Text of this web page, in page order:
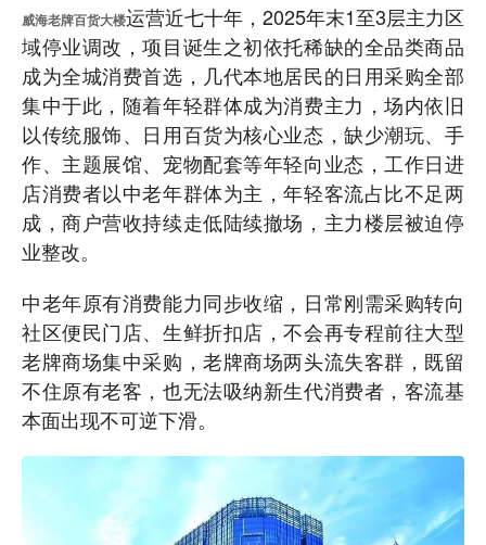
威海老牌百货大楼运营近七十年，2025年末1至3层主力区
域停业调改，项目诞生之初依托稀缺的全品类商品
成为全城消费首选，几代本地居民的日用采购全部
集中于此，随着年轻群体成为消费主力，场内依旧
以传统服饰、日用百货为核心业态，缺少潮玩、手
作、主题展馆、宠物配套等年轻向业态，工作日进
店消费者以中老年群体为主，年轻客流占比不足两
成，商户营收持续走低陆续撤场，主力楼层被迫停
业整改。
中老年原有消费能力同步收缩，日常刚需采购转向
社区便民门店、生鲜折扣店，不会再专程前往大型
老牌商场集中采购，老牌商场两头流失客群，既留
不住原有老客，也无法吸纳新生代消费者，客流基
本面出现不可逆下滑。